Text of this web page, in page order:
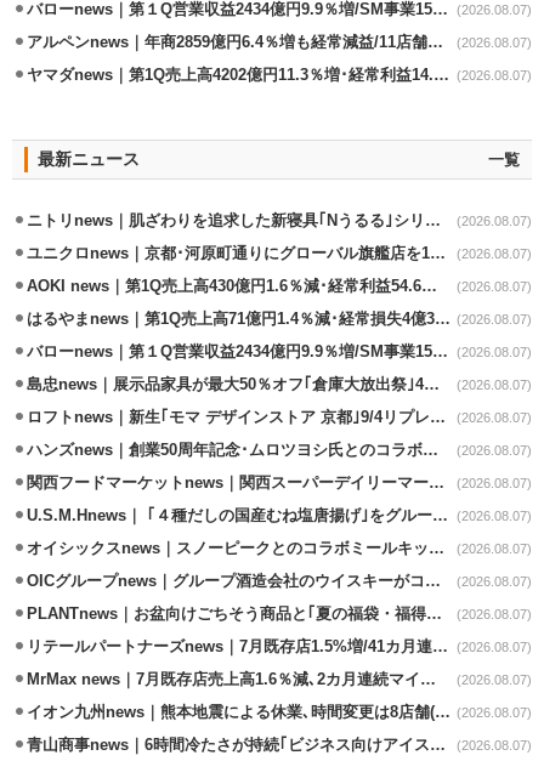
バローnews｜第１Q営業収益2434億円9.9％増/SM事業15.5％増と絶好調 (2026.08.07)
アルペンnews｜年商2859億円6.4％増も経常減益/11店舗出店､4店閉鎖 (2026.08.07)
ヤマダnews｜第1Q売上高4202億円11.3％増･経常利益14.5％増 (2026.08.07)
最新ニュース 一覧
ニトリnews｜肌ざわりを追求した新寝具｢Nうるる｣シリーズを発売 (2026.08.07)
ユニクロnews｜京都･河原町通りにグローバル旗艦店を11/6開設 (2026.08.07)
AOKI news｜第1Q売上高430億円1.6％減･経常利益54.6％減 (2026.08.07)
はるやまnews｜第1Q売上高71億円1.4％減･経常損失4億3800万円 (2026.08.07)
バローnews｜第１Q営業収益2434億円9.9％増/SM事業15.5％増と絶好調 (2026.08.07)
島忠news｜展示品家具が最大50％オフ｢倉庫大放出祭｣4店舗限定で開催 (2026.08.07)
ロフトnews｜新生｢モマ デザインストア 京都｣9/4リプレイスオープン (2026.08.07)
ハンズnews｜創業50周年記念･ムロツヨシ氏とのコラボ企画｢ムロハンズ｣開催 (2026.08.07)
関西フードマーケットnews｜関西スーパーデイリーマート蒲生店8/7改装 (2026.08.07)
U.S.M.Hnews｜ ｢４種だしの国産むね塩唐揚げ｣をグループ610店で共同販促 (2026.08.07)
オイシックスnews｜スノーピークとのコラボミールキット8/13発売 (2026.08.07)
OICグループnews｜グループ酒造会社のウイスキーがコンペティション受賞 (2026.08.07)
PLANTnews｜お盆向けごちそう商品と｢夏の福袋・福得カート｣8/8から開催 (2026.08.07)
リテールパートナーズnews｜7月既存店1.5%増/41カ月連続増 (2026.08.07)
MrMax news｜7月既存店売上高1.6％減､2カ月連続マイナス (2026.08.07)
イオン九州news｜熊本地震による休業､時間変更は8店舗(8/7時点) (2026.08.07)
青山商事news｜6時間冷たさが持続｢ビジネス向けアイスベスト｣発売 (2026.08.07)